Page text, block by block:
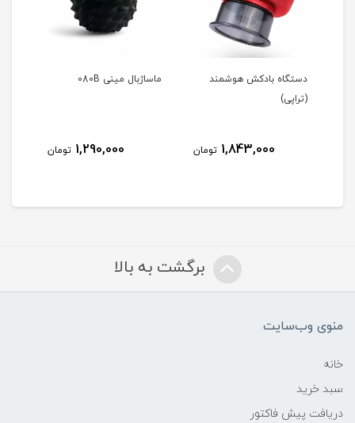
دستگاه بادکش هوشمند
(تراپی)
1,843,000 تومان
ماساژبال مینی 080B
1,290,000 تومان
برگشت به بالا
منوی وب‌سایت
خانه
سبد خرید
دریافت پیش فاکتور